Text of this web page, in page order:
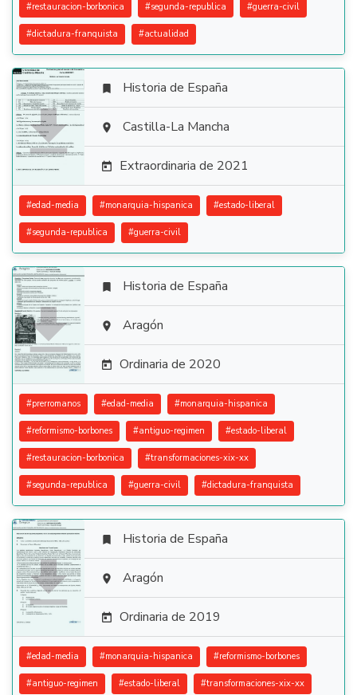
#restauracion-borbonica #segunda-republica #guerra-civil
#dictadura-franquista #actualidad

 Historia de España
 Castilla-La Mancha
 Extraordinaria de 2021
#edad-media #monarquia-hispanica #estado-liberal
#segunda-republica #guerra-civil

 Historia de España
 Aragón
 Ordinaria de 2020
#prerromanos #edad-media #monarquia-hispanica
#reformismo-borbones #antiguo-regimen #estado-liberal
#restauracion-borbonica #transformaciones-xix-xx
#segunda-republica #guerra-civil #dictadura-franquista

 Historia de España
 Aragón
 Ordinaria de 2019
#edad-media #monarquia-hispanica #reformismo-borbones
#antiguo-regimen #estado-liberal #transformaciones-xix-xx